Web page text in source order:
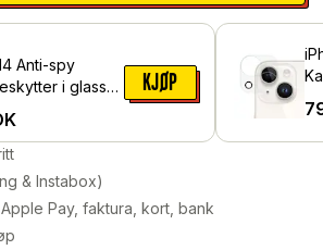
Anti-spy
i glass
KJØP
& Instabox)
Pay, faktura, kort, bank